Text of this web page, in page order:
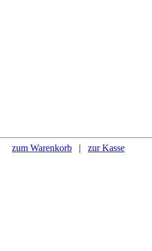
zum Warenkorb | zur Kasse